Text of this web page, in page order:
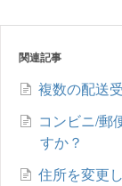
関連記事
複数の配送
コンビニ/郵
すか？
住所を変更